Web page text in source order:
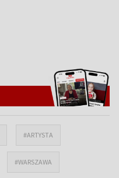
#ARTYSTA
#WARSZAWA